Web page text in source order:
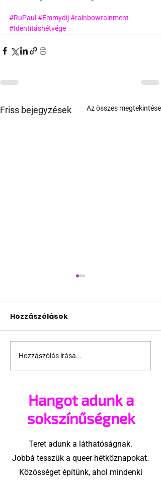
#RuPaul #Emmydíj#rainbowtainment
#Identitáshétvége
Friss bejegyzések Az összes megtekintése
A mellrákszűrésről
senki sem beszél a
után - pedig kellene
Hozzászólások
Hozzászólás írása...
Hangot adunk a
sokszínűségnek
Teret adunk a láthatóságnak.
Jobbá tesszük a queer hétköznapokat.
Közösséget építünk, ahol mindenki